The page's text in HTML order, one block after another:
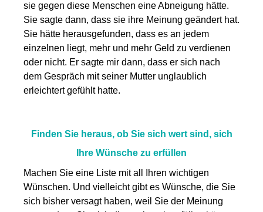
sie gegen diese Menschen eine Abneigung hätte.
Sie sagte dann, dass sie ihre Meinung geändert hat.
Sie hätte herausgefunden, dass es an jedem
einzelnen liegt, mehr und mehr Geld zu verdienen
oder nicht. Er sagte mir dann, dass er sich nach
dem Gespräch mit seiner Mutter unglaublich
erleichtert gefühlt hatte.
Finden Sie heraus, ob Sie sich wert sind, sich
Ihre Wünsche zu erfüllen
Machen Sie eine Liste mit all Ihren wichtigen
Wünschen. Und vielleicht gibt es Wünsche, die Sie
sich bisher versagt haben, weil Sie der Meinung